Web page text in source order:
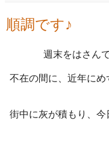
順調です♪
週末をはさん
不在の間に、近年にめ
街中に灰が積もり、